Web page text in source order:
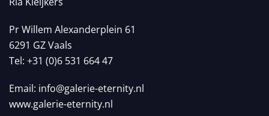
Pr Willem Alexanderplein 61
6291 GZ Vaals
Tel: +31 (0)6 531 664 47
Email: info@galerie-eternity.nl
www.galerie-eternity.nl